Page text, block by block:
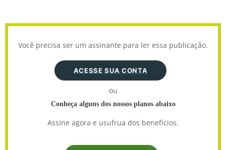
Você precisa ser um assinante para ler essa publicação.
ACESSE SUA CONTA
ou
Conheça alguns dos nossos planos abaixo
Assine agora e usufrua dos benefícios.